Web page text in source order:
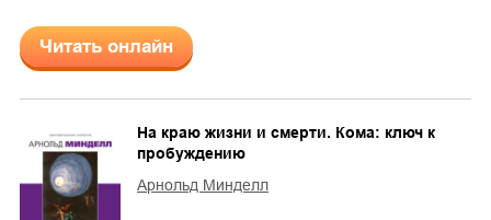
Читать онлайн
На краю жизни и смерти. Кома: ключ к
пробуждению
Арнольд Минделл